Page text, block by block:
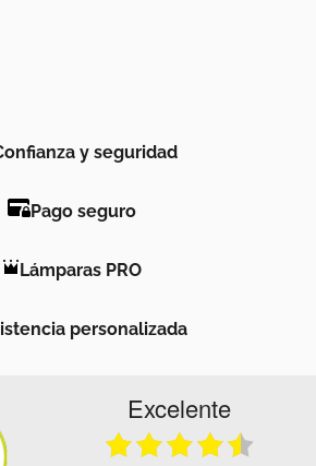
y seguridad
Pago seguro
Lámparas PRO
personalizada
Excelente